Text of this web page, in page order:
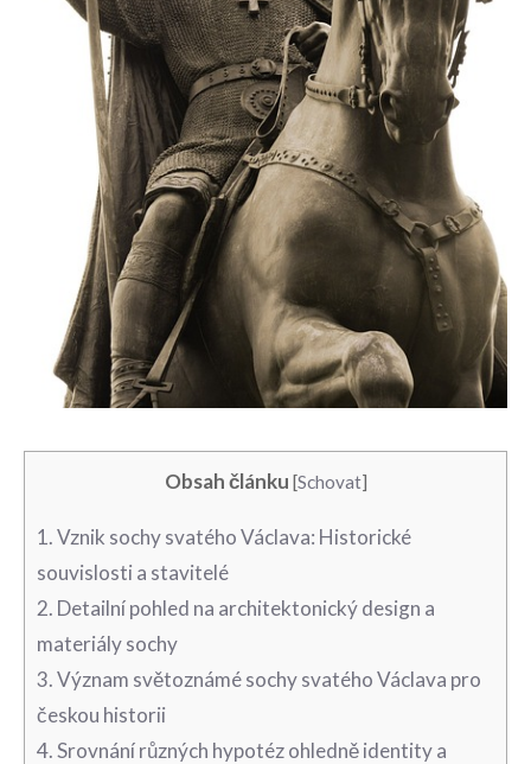
Obsah článku [Schovat]
1. ⁤Vznik⁣ sochy svatého Václava: Historické
souvislosti a stavitelé
2.⁢ Detailní ⁤pohled na architektonický⁤ design ⁣a⁢
materiály sochy
3. Význam ⁣světoznámé sochy svatého ⁣Václava pro
českou historii
4. Srovnání různých​ hypotéz ohledně‌ identity a